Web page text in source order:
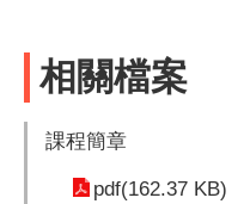
相關檔案
課程簡章
pdf(162.37 KB)